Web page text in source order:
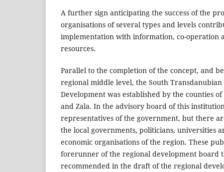
A further sign anticipating the success of the
organisations of several types and levels
implementation with information, co-operation
resources.
Parallel to the completion of the concept, and
regional middle level, the South
Development was established by the counties
and Zala. In the advisory board of this
representatives of the government, but there
the local governments, politicians, universities
economic organisations of the region. These
forerunner of the regional development board
recommended in the draft of the regional